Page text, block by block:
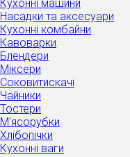
Кухонні машини
Насадки та аксесуари
Кухонні комбайни
Кавоварки
Блендери
Міксери
Соковитискачі
Чайники
Тостери
М'ясорубки
Хлібопічки
Кухонні ваги